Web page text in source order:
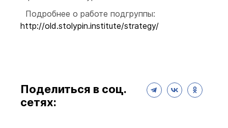
Подробнее о работе подгруппы:
http://old.stolypin.institute/strategy/
Поделиться в соц.
сетях: